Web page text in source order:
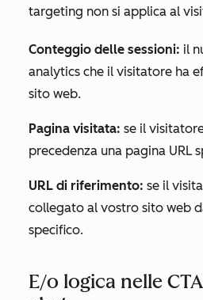
targeting non si applica al
Conteggio delle sessioni: il
analytics che il visitatore ha
sito web.
Pagina visitata: se il
precedenza una pagina URL
URL di riferimento: se il
collegato al vostro sito web
specifico.
E/o logica nelle